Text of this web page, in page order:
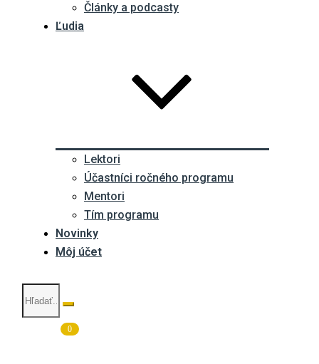
Články a podcasty
Ľudia
Lektori
Účastníci ročného programu
Mentori
Tím programu
Novinky
Môj účet
0